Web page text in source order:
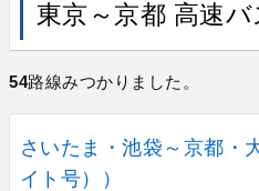
東京～京都 高速バ
54路線みつかりました。
さいたま・池袋～京都・
イト号））